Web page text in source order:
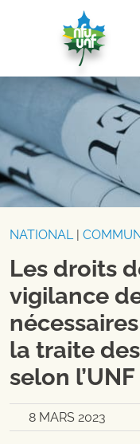
Aller au contenu
NATIONAL|
Les droits
vigilance
la traite
selon l’UNF
8 MARS 2023